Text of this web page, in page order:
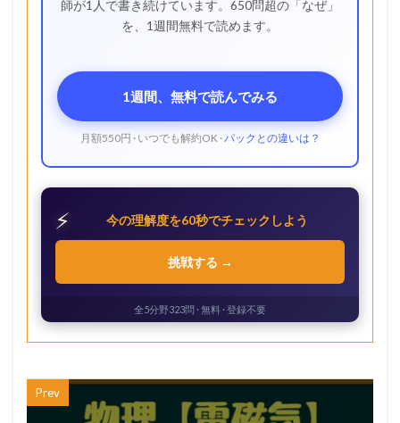
師が1人で書き続けています。650問超の「なぜ」
を、1週間無料で読めます。
1週間、無料で読んでみる
月額550円 · いつでも解約OK · パックとの違いは？
⚡ 今の理解度を60秒でチェックしよう
挑戦する →
全5分野323問 · 無料 · 登録不要
Prev